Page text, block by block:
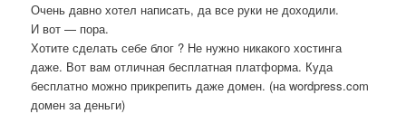
Очень давно хотел написать, да все руки не доходили.
И вот — пора.
Хотите сделать себе блог ? Не нужно никакого хостинга
даже. Вот вам отличная бесплатная платформа. Куда
бесплатно можно прикрепить даже домен. (на wordpress.com
домен за деньги)